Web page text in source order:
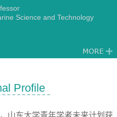
Science and Technology
Profile
山东大学青年学者未来计划获